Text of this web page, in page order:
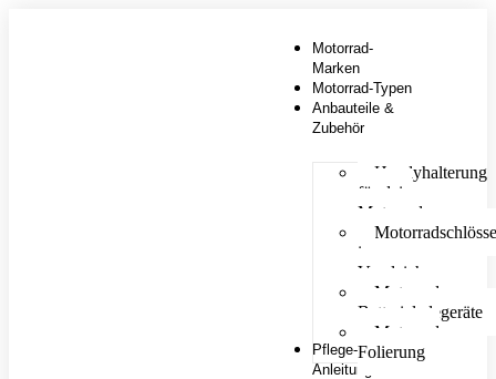
Motorrad-
Marken
Motorrad-Typen
Anbauteile &
Zubehör
Handyhalterung
für dein
Motorrad
im
Vergleich
Motorrad
Batterieladegeräte
Motorrad
Folierung
Pflege-
Anleitungen